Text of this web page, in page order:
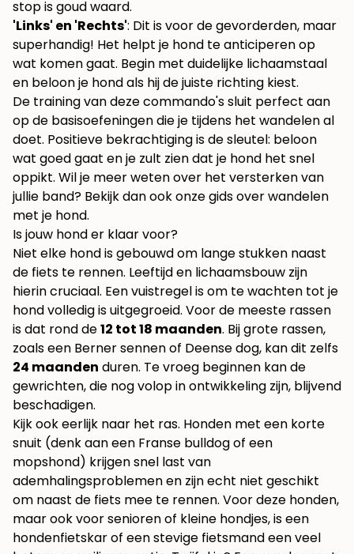
stop is goud waard.
'Links' en 'Rechts': Dit is voor de gevorderden, maar
superhandig! Het helpt je hond te anticiperen op
wat komen gaat. Begin met duidelijke lichaamstaal
en beloon je hond als hij de juiste richting kiest.
De training van deze commando's sluit perfect aan
op de basisoefeningen die je tijdens het wandelen al
doet. Positieve bekrachtiging is de sleutel: beloon
wat goed gaat en je zult zien dat je hond het snel
oppikt. Wil je meer weten over het versterken van
jullie band? Bekijk dan ook onze gids overwandelen
met je hond.
Is jouw hond er klaar voor?
Niet elke hond is gebouwd om lange stukken naast
de fiets te rennen. Leeftijd en lichaamsbouw zijn
hierin cruciaal. Een vuistregel is om te wachten tot je
hond volledig is uitgegroeid. Voor de meeste rassen
is dat rond de12 tot 18 maanden. Bij grote rassen,
zoals een Berner sennen of Deense dog, kan dit zelfs
24 maanden duren. Te vroeg beginnen kan de
gewrichten, die nog volop in ontwikkeling zijn, blijvend
beschadigen.
Kijk ook eerlijk naar het ras. Honden met een korte
snuit (denk aan een Franse bulldog of een
mopshond) krijgen snel last van
ademhalingsproblemen en zijn echt niet geschikt
om naast de fiets mee te rennen. Voor deze honden,
maar ook voor senioren of kleine hondjes, is een
hondenfietskar of een stevige fietsmand een veel